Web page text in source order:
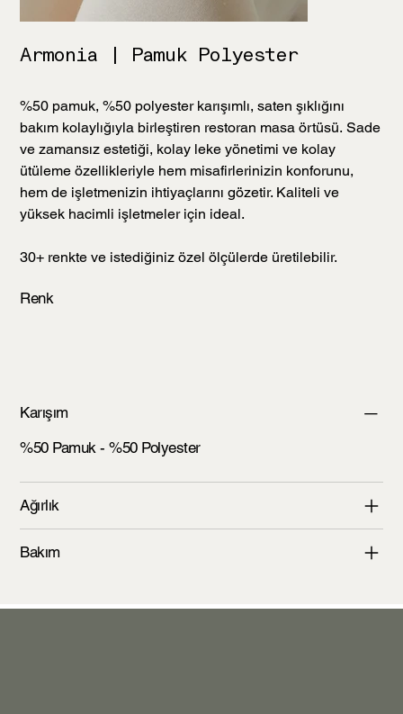
Armonia | Pamuk Polyester
%50 pamuk, %50 polyester karışımlı, saten şıklığını
bakım kolaylığıyla birleştiren restoran masa örtüsü. Sade
ve zamansız estetiği, kolay leke yönetimi ve kolay
ütüleme özellikleriyle hem misafirlerinizin konforunu,
hem de işletmenizin ihtiyaçlarını gözetir. Kaliteli ve
yüksek hacimli işletmeler için ideal.
30+ renkte ve istediğiniz özel ölçülerde üretilebilir.
Renk
Karışım
%50 Pamuk - %50 Polyester
Ağırlık
Bakım